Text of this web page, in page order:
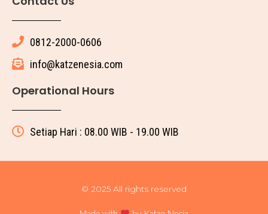
0812-2000-0606
info@katzenesia.com
Operational Hours
Setiap Hari : 08.00 WIB - 19.00 WIB
© 2025 All rights reserved